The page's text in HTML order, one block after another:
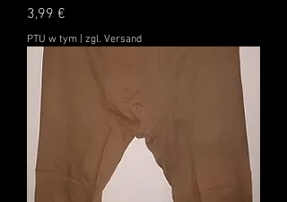
Cena
3,99 €
PTU w tym zgl. Versand